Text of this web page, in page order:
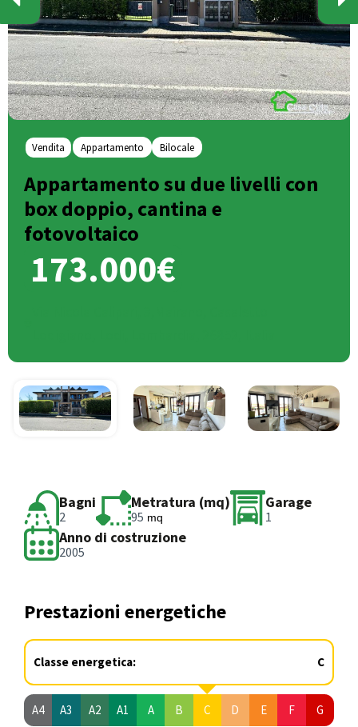
Vendita Appartamento Bilocale
Appartamento su due livelli con
box doppio, cantina e
fotovoltaico
173.000€
Bagni
2
Metratura (mq)
95 mq
Garage
1
Anno di costruzione
2005
Prestazioni energetiche
Classe energetica: C
A4 A3 A2 A1 A B C D E F G